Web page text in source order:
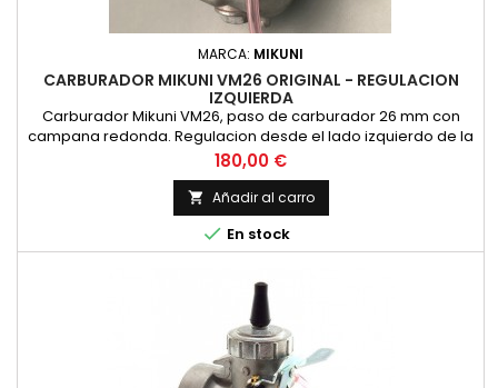
MARCA: MIKUNI
CARBURADOR MIKUNI VM26 ORIGINAL - REGULACION
IZQUIERDA
Carburador Mikuni VM26, paso de carburador 26 mm con
campana redonda. Regulacion desde el lado izquierdo de la
moto. ORIGINAL MIKUNI, NO COPIA
Precio
180,00 €
 Añadir al carro
 En stock